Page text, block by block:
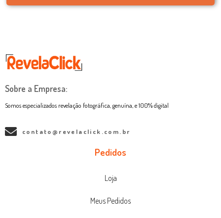
Sobre a Empresa:
Somos especializados revelação fotográfica, genuína, e 100% digital
contato@revelaclick.com.br
Pedidos
Loja
Meus Pedidos